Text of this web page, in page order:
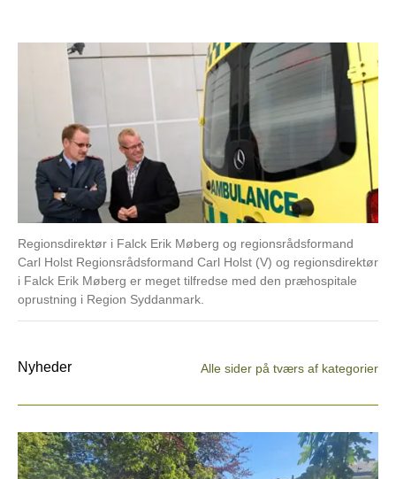
Regionsdirektør i Falck Erik Møberg og regionsrådsformand
Carl Holst Regionsrådsformand Carl Holst (V) og regionsdirektør
i Falck Erik Møberg er meget tilfredse med den præhospitale
oprustning i Region Syddanmark.
Nyheder Alle sider på tværs af kategorier